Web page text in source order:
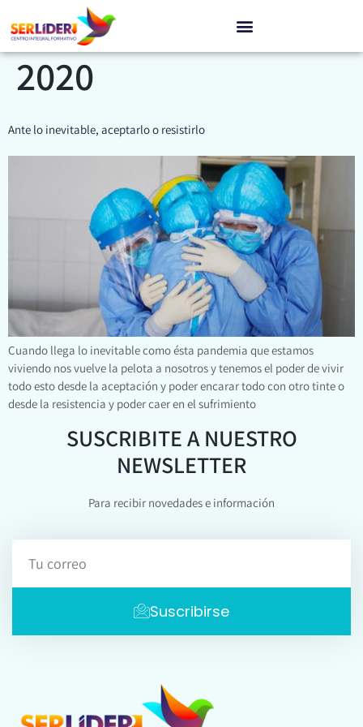
Día:24 de marzo de
2020
Ante lo inevitable, aceptarlo o resistirlo
Cuando llega lo inevitable como ésta pandemia que estamos
viviendo nos vuelve la pelota a nosotros y tenemos el poder de vivir
todo esto desde la aceptación y poder encarar todo con otro tinte o
desde la resistencia y poder caer en el sufrimiento
SUSCRIBITE A NUESTRO
NEWSLETTER
Para recibir novedades e información
Suscribirse